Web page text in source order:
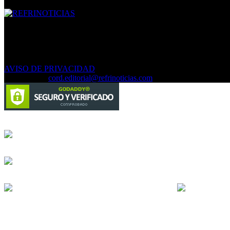
AVISO DE PRIVACIDAD
cord.editorial@refrinoticias.com